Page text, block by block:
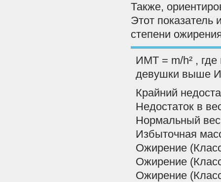
Также,
Этот показатель
степени
ИМТ = m/h² , где
девушки выше
Крайний
Недостаток в
Нормальный
Избыточная
Ожирение
Ожирение
Ожирение